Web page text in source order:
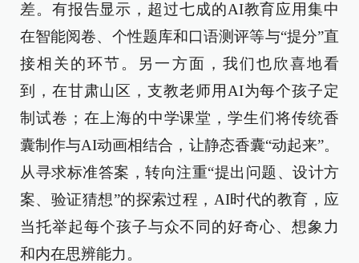
差。有报告显示，超过七成的AI教育应用集中
在智能阅卷、个性题库和口语测评等与“提分”直
接相关的环节。另一方面，我们也欣喜地看
到，在甘肃山区，支教老师用AI为每个孩子定
制试卷；在上海的中学课堂，学生们将传统香
囊制作与AI动画相结合，让静态香囊“动起来”。
从寻求标准答案，转向注重“提出问题、设计方
案、验证猜想”的探索过程，AI时代的教育，应
当托举起每个孩子与众不同的好奇心、想象力
和内在思辨能力。